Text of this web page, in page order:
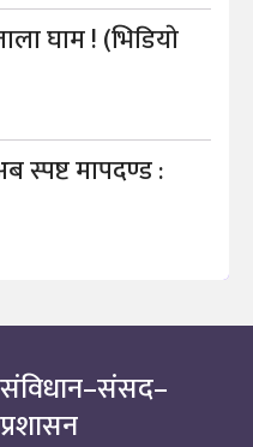
घाम ! (भिडियाे
स्पष्ट मापदण्ड :
संविधान–संसद–
प्रशासन